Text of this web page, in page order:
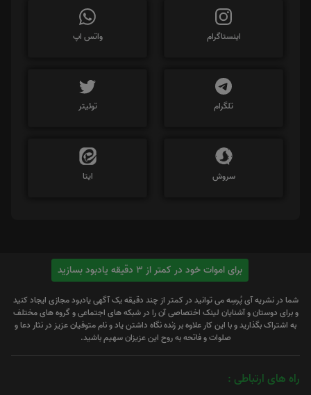
اینستاگرام واتس اپ
تلگرام توئیتر
سروش ایتا
برای اموات خود در کمتر از 3 دقیقه یادبود بسازید
شما در نشریه آی پُرسِه می توانید در کمتر از چند دقیقه یک آگهی یادبود مجازی ایجاد کنید
و برای دوستان و آشنایان لینک اختصاصی آن را در شبکه های اجتماعی و گروه های مختلف
به اشتراک بگذارید و با این کار علاوه بر زنده نگاه داشتن یاد و نام متوفیان عزیز در نثار دعا و
صلوات و فاتحه به روح این عزیزان سهیم باشید.
راه های ارتباطی :